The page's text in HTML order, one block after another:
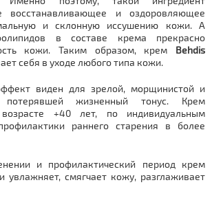
восстанавливающее и оздоровляющее
и склонную иссушению кожи. А
в составе крема прекрасно
кожи. Таким образом, крем Behdis
себя в уходе любого типа кожи.
виден для зрелой, морщинистой и
жизненный тонус. Крем
+40 лет, по индивидуальным
раннего старения в более
и профилактический период крем
увлажняет, смягчает кожу, разглаживает